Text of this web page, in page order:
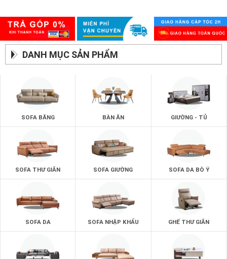
DANH MỤC SẢN PHẨM
SOFA BĂNG BÀN ĂN GIƯỜNG - TỦ
SOFA THƯ GIÃN SOFA GIƯỜNG SOFA DA BÒ Ý
SOFA DA SOFA NHẬP KHẨU GHẾ THƯ GIÃN